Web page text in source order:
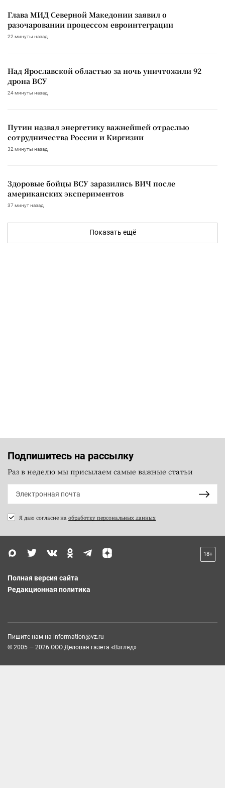
Глава МИД Северной Македонии заявил о
разочаровании процессом евроинтеграции
22 минуты назад
Над Ярославской областью за ночь уничтожили 92
дрона ВСУ
24 минуты назад
Путин назвал энергетику важнейшей отраслью
сотрудничества России и Киргизии
32 минуты назад
Здоровые бойцы ВСУ заразились ВИЧ после
американских экспериментов
37 минут назад
Показать ещё
Подпишитесь на рассылку
Раз в неделю мы присылаем самые важные статьи
Я даю согласие на обработку персональных данных
18+
Полная версия сайта
Редакционная политика
Пишите нам на information@vz.ru
© 2005 — 2026 ООО Деловая газета «Взгляд»